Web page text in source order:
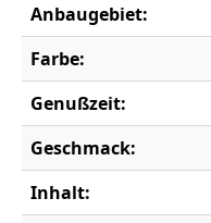
Anbaugebiet:
Farbe:
Genußzeit:
Geschmack:
Inhalt: